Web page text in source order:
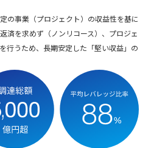
の事業（プロジェクト）の収益性を基に
済を求めず（ノンリコース）、プロジェ
行うため、長期安定した「堅い収益」の